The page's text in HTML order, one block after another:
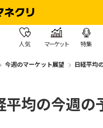
人気 マーケット 特集
今週のマーケット展望 日経平均
平均の今週